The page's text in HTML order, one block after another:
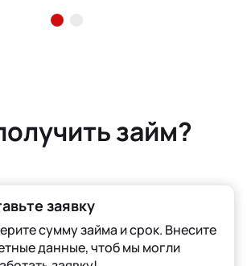
займ?
заявку
сумму займа и срок. Внесите
данные, чтоб мы могли